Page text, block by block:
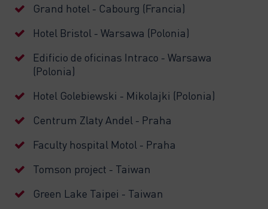
Grand hotel - Cabourg (Francia)
Hotel Bristol - Warsawa (Polonia)
Edificio de oficinas Intraco - Warsawa
(Polonia)
Hotel Golebiewski - Mikolajki (Polonia)
Centrum Zlaty Andel - Praha
Faculty hospital Motol - Praha
Tomson project - Taiwan
Green Lake Taipei - Taiwan